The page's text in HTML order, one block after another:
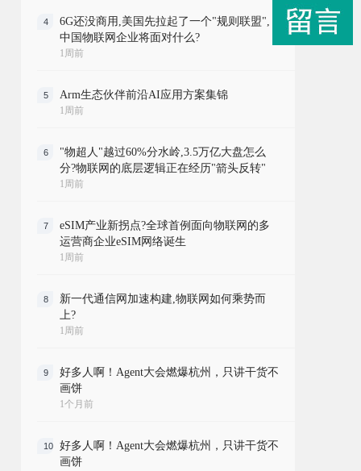
4
6G还没商用,美国先拉起了一个"规则联盟",
中国物联网企业将面对什么?
1周前
5 Arm生态伙伴前沿AI应用方案集锦
1周前
6
"物超人"越过60%分水岭,3.5万亿大盘怎么
分?物联网的底层逻辑正在经历"箭头反转"
1周前
7
eSIM产业新拐点?全球首例面向物联网的多
运营商企业eSIM网络诞生
1周前
8
新一代通信网加速构建,物联网如何乘势而
上?
1周前
9
好多人啊！Agent大会燃爆杭州，只讲干货不
画饼
1个月前
10
好多人啊！Agent大会燃爆杭州，只讲干货不
画饼